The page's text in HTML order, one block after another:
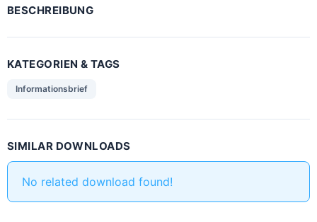
BESCHREIBUNG
KATEGORIEN & TAGS
Informationsbrief
SIMILAR DOWNLOADS
No related download found!